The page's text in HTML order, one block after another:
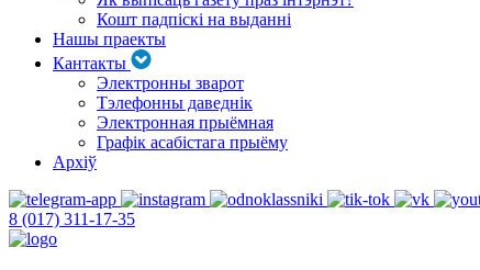
Кошт падпіскі на выданні
Нашы праекты
Кантакты
Электронны зварот
Тэлефонны даведнік
Электронная прыёмная
Графік асабістага прыёму
Архіў
8 (017) 311-17-35